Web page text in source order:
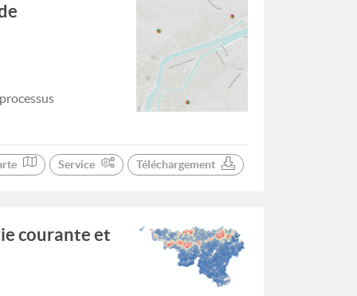
Service Téléchargement
courante et